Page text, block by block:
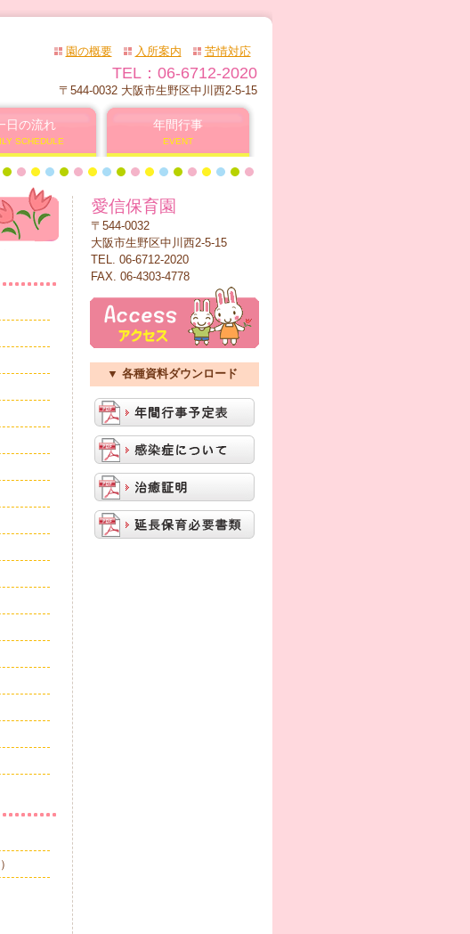
園の概要 入所案内 苦情対応
TEL：06-6712-2020
〒544-0032 大阪市生野区中川西2-5-15
日の流れ
SCHEDULE
年間行事
EVENT
愛信保育園
〒544-0032
大阪市生野区中川西2-5-15
TEL. 06-6712-2020
FAX. 06-4303-4778
▼ 各種資料ダウンロード